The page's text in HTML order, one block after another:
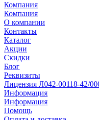
Компания
Компания
О компании
Контакты
Каталог
Акции
Скидки
Блог
Реквизиты
Лицензия Л042-00118-42/
Информация
Информация
Помощь